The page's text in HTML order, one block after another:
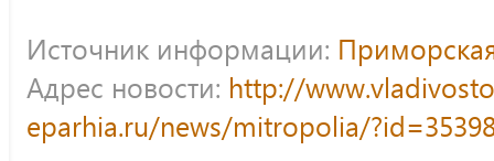
Источник информации:
Адрес новости: http://
eparhia.ru/news/mitropolia/